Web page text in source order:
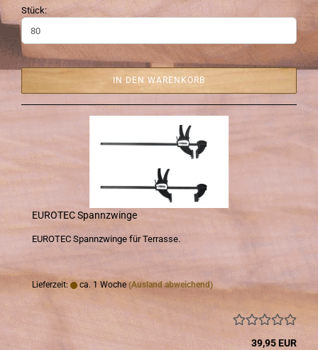
Stück:
IN DEN WARENKORB
EU­RO­TEC Spann­zwin­ge
EU­RO­TEC Spann­zwin­ge für Ter­ras­se.
Lieferzeit: ca. 1 Woche (Ausland abweichend)
39,95 EUR